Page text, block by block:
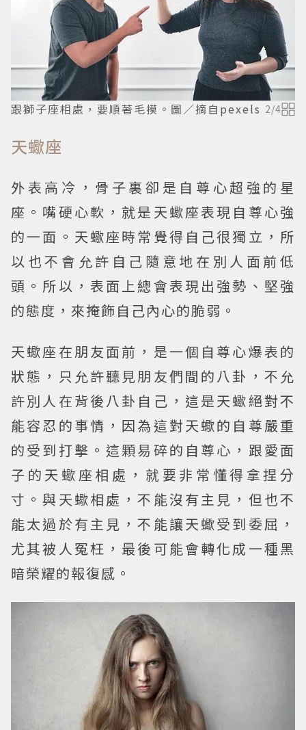
跟獅子座相處，要順著毛摸。圖／摘自pexels 2/4
天蠍座
外表高冷，骨子裏卻是自尊心超強的星
座。嘴硬心軟，就是天蠍座表現自尊心強
的一面。天蠍座時常覺得自己很獨立，所
以也不會允許自己隨意地在別人面前低
頭。所以，表面上總會表現出強勢、堅強
的態度，來掩飾自己內心的脆弱。
天蠍座在朋友面前，是一個自尊心爆表的
狀態，只允許聽見朋友們間的八卦，不允
許別人在背後八卦自己，這是天蠍絕對不
能容忍的事情，因為這對天蠍的自尊嚴重
的受到打擊。這顆易碎的自尊心，跟愛面
子的天蠍座相處，就要非常懂得拿捏分
寸。與天蠍相處，不能沒有主見，但也不
能太過於有主見，不能讓天蠍受到委屈，
尤其被人冤枉，最後可能會轉化成一種黑
暗榮耀的報復感。